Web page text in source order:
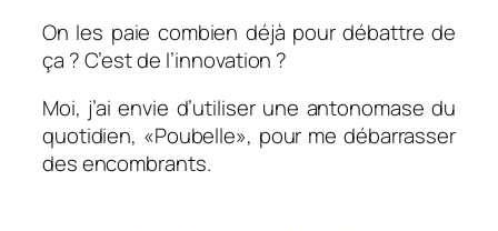
On les paie combien déjà pour débattre de
ça ? C’est de l’innovation ?
Moi, j’ai envie d’utiliser une antonomase du
quotidien, «Poubelle», pour me débarrasser
des encombrants.